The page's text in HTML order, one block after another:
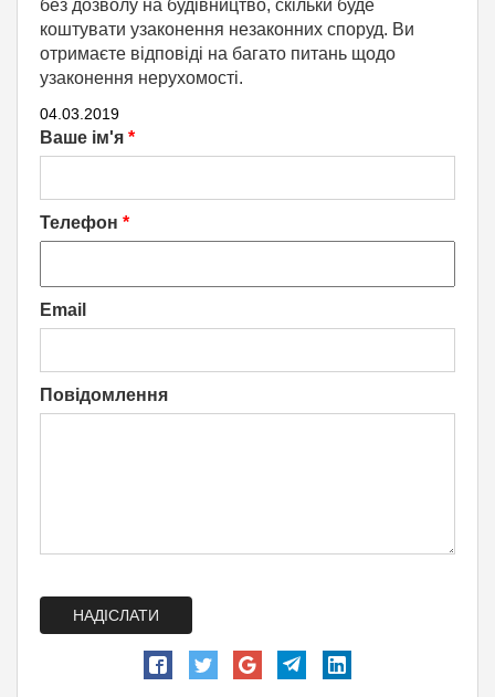
без дозволу на будівництво, скільки буде
коштувати узаконення незаконних споруд. Ви
отримаєте відповіді на багато питань щодо
узаконення нерухомості.
04.03.2019
Ваше ім'я *
Телефон *
Email
Повідомлення
НАДІСЛАТИ